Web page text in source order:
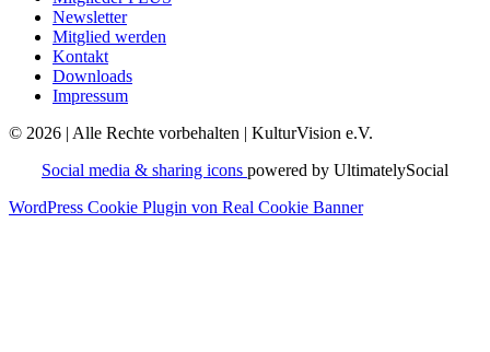
Newsletter
Mitglied werden
Kontakt
Downloads
Impressum
© 2026 | Alle Rechte vorbehalten | KulturVision e.V.
Social media & sharing icons powered by UltimatelySocial
WordPress Cookie Plugin von Real Cookie Banner